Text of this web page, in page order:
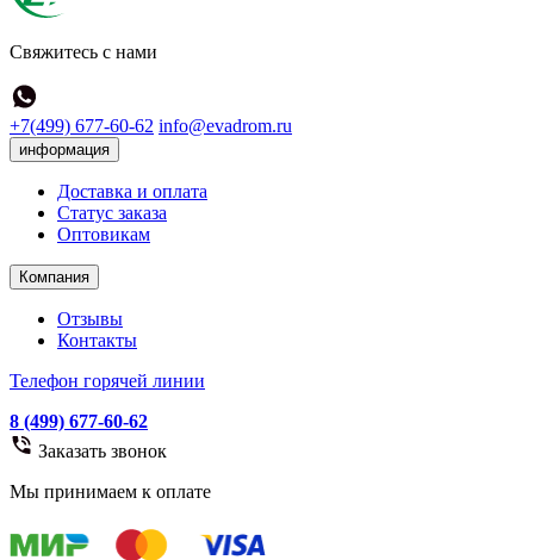
Свяжитесь с нами
+7(499) 677-60-62 info@evadrom.ru
информация
Доставка и оплата
Статус заказа
Оптовикам
Компания
Отзывы
Контакты
Телефон горячей линии
8 (499) 677-60-62
Заказать звонок
Мы принимаем к оплате